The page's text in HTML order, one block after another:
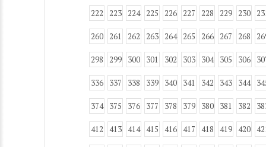
222 223 224 225 226 227 228 229 230
260 261 262 263 264 265 266 267 268
298 299 300 301 302 303 304 305 306
336 337 338 339 340 341 342 343 344
374 375 376 377 378 379 380 381 382
412 413 414 415 416 417 418 419 420